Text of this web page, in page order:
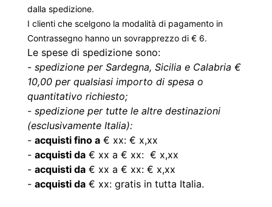
dalla spedizione.
I clienti che scelgono la modalità di pagamento in
Contrassegno hanno un sovrapprezzo di € 6.
Le spese di spedizione sono:
- spedizione per Sardegna, Sicilia e Calabria €
10,00 per qualsiasi importo di spesa o
quantitativo richiesto;
- spedizione per tutte le altre destinazioni
(esclusivamente Italia):
- acquisti fino a € xx: € x,xx
- acquisti da € xx a € xx: € x,xx
- acquisti da € xx a € xx: € x,xx
- acquisti da € xx: gratis in tutta Italia.